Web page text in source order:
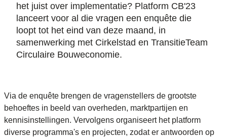
het juist over implementatie? Platform CB'23
lanceert voor al die vragen een enquête die
loopt tot het eind van deze maand, in
samenwerking met Cirkelstad en TransitieTeam
Circulaire Bouweconomie.
Via de enquête brengen de vragenstellers de grootste
behoeftes in beeld van overheden, marktpartijen en
kennisinstellingen. Vervolgens organiseert het platform
diverse programma's en projecten, zodat er antwoorden op